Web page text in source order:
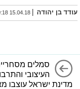
עודד בן יהודה |
15.04.18 09:18
סמלים
מדינת ישראל עוצבו